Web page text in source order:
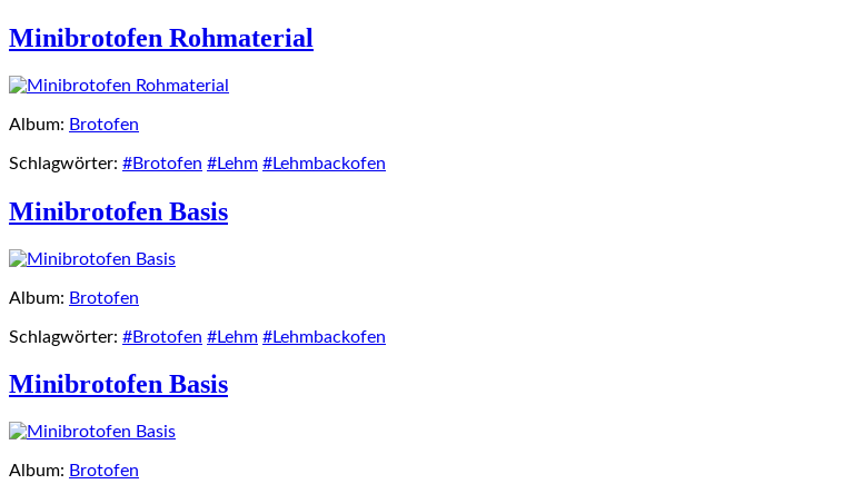
Minibrotofen Rohmaterial
Album: Brotofen
Schlagwörter: #Brotofen #Lehm #Lehmbackofen
Minibrotofen Basis
Album: Brotofen
Schlagwörter: #Brotofen #Lehm #Lehmbackofen
Minibrotofen Basis
Album: Brotofen